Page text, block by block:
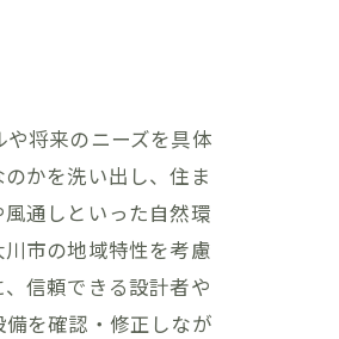
将来のニーズを具体
かを洗い出し、住ま
通しといった自然環
市の地域特性を考慮
信頼できる設計者や
を確認・修正しなが